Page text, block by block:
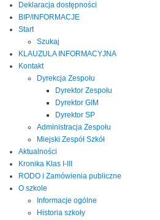
Deklaracja dostępności
BIP/INFORMACJE
Start
Szukaj
KLAUZULA INFORMACYJNA
Kontakt
Dyrekcja Zespołu
Dyrektor Zespołu
Dyrektor GIM
Dyrektor SP
Administracja Zespołu
Miejski Zespół Szkół
Aktualności
Kronika Klas I-III
RODO i Zamówienia publiczne
O szkole
Informacje ogólne
Historia szkoły